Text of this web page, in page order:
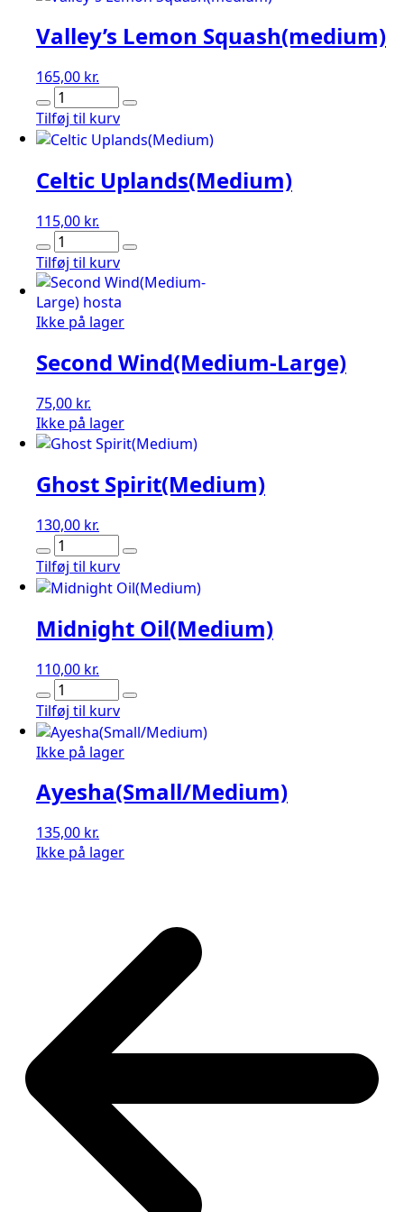
Valley’s Lemon Squash(medium)
165,00 kr.
Valley's
Lemon
Squash(medium)
Tilføj til kurv
Celtic Uplands(Medium)
115,00 kr.
Celtic
Uplands(Medium)
antal
Tilføj til kurv
Ikke på lager
Second Wind(Medium-Large)
75,00 kr.
Ikke på lager
Ghost Spirit(Medium)
130,00 kr.
Ghost
Spirit(Medium)
antal
Tilføj til kurv
Midnight Oil(Medium)
110,00 kr.
Midnight
Oil(Medium)
antal
Tilføj til kurv
Ikke på lager
Ayesha(Small/Medium)
135,00 kr.
Ikke på lager